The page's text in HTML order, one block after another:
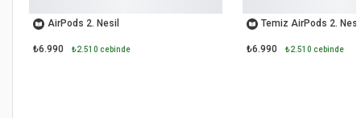
AirPods 2. Nesil
₺6.990 ₺2.510 cebinde
Temiz AirPods 2.
₺6.990 ₺2.510 cebinde